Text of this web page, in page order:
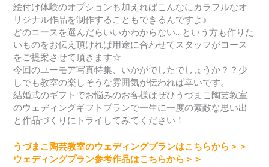
絵付け体験のオプションも加えればこんなにカラフルなオ
リジナル作品を制作することもできるんですよ♪
どのコースを選んだらいいかわからない…という方も作りた
いものをお伝え頂ければ用途に合わせてスタッフがコース
をご提案させて頂きます☆
今回のユーモア写真特集、いかがでしたでしょうか？？少
しでも教室の楽しそうな雰囲気が伝われば幸いです。
結婚式のギフトでお悩みのお客様はぜひうづまこ陶芸教室
のウェディングギフトプランで一生に一度の素敵な思い出
と作品づくりにトライしてみてください！
うづまこ陶芸教室のウェディングプランはこちらから＞＞
ウェディングプラン参考作品はこちらから＞＞